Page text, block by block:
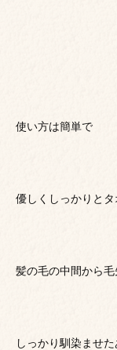
使い方は簡単で
優しくしっかりと
髪の毛の中間から
しっかり馴染ませ